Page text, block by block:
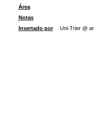
Área
Notas
Insertado por
Uni-Trier @